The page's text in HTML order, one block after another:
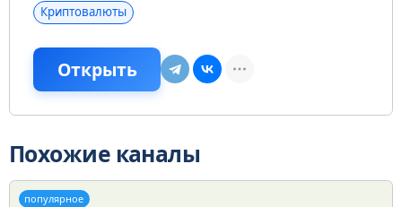
Криптовалюты
Открыть
Похожие каналы
популярное